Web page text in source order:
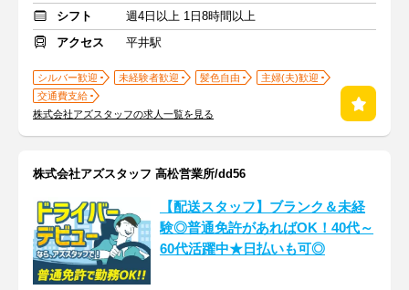
シフト
週4日以上 1日8時間以上
アクセス
平井駅
シルバー歓迎 未経験者歓迎 髪色自由
主婦(夫)歓迎
交通費支給
株式会社アズスタッフの求人一覧を見る
株式会社アズスタッフ 高松営業所/dd56
【配送スタッフ】ブランク＆未経
験◎普通免許があればOK！40代～
60代活躍中★日払いも可◎